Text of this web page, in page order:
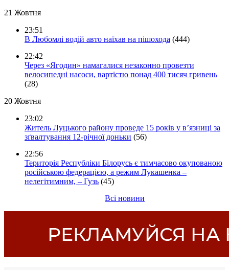
21 Жовтня
23:51
В Любомлі водій авто наїхав на пішохода (444)
22:42
Через «Ягодин» намагалися незаконно провезти
велосипедні насоси, вартістю понад 400 тисяч гривень
(28)
20 Жовтня
23:02
Житель Луцького району проведе 15 років у в’язниці за
зґвалтування 12-річної доньки (56)
22:56
Територія Республіки Білорусь є тимчасово окупованою
російською федерацією, а режим Лукашенка –
нелегітимним, – Гузь (45)
Всі новини